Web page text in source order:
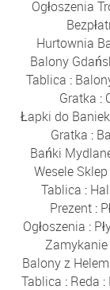
Ogłoszenia
Hurtownia
Balony
Tablica :
Gratka :
Łapki do Baniek
Gratka :
Bańki
Wesele Sklep
Tablica :
Prezent :
Ogłoszenia :
Balony z Helem
Tablica : Reda :